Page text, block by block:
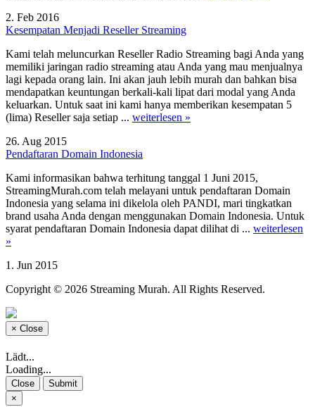
2. Feb 2016
Kesempatan Menjadi Reseller Streaming
Kami telah meluncurkan Reseller Radio Streaming bagi Anda yang
memiliki jaringan radio streaming atau Anda yang mau menjualnya
lagi kepada orang lain. Ini akan jauh lebih murah dan bahkan bisa
mendapatkan keuntungan berkali-kali lipat dari modal yang Anda
keluarkan. Untuk saat ini kami hanya memberikan kesempatan 5
(lima) Reseller saja setiap ... weiterlesen »
26. Aug 2015
Pendaftaran Domain Indonesia
Kami informasikan bahwa terhitung tanggal 1 Juni 2015,
StreamingMurah.com telah melayani untuk pendaftaran Domain
Indonesia yang selama ini dikelola oleh PANDI, mari tingkatkan
brand usaha Anda dengan menggunakan Domain Indonesia. Untuk
syarat pendaftaran Domain Indonesia dapat dilihat di ... weiterlesen
»
1. Jun 2015
Copyright © 2026 Streaming Murah. All Rights Reserved.
× Close
Lädt...
Loading...
Close
Submit
×